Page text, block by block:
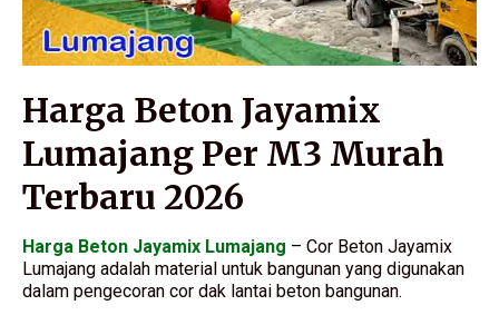
Harga Beton Jayamix
Lumajang Per M3 Murah
Terbaru 2026
Harga Beton Jayamix Lumajang – Cor Beton Jayamix
Lumajang adalah material untuk bangunan yang digunakan
dalam pengecoran cor dak lantai beton bangunan.